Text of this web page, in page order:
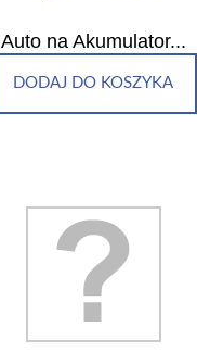
Auto na Akumulator...
DODAJ DO KOSZYKA